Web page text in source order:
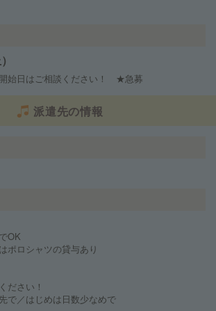
始日はご相談ください！ ★急募
派遣先の情報
OK
ロシャツの貸与あり
さい！
／はじめは日数少なめで